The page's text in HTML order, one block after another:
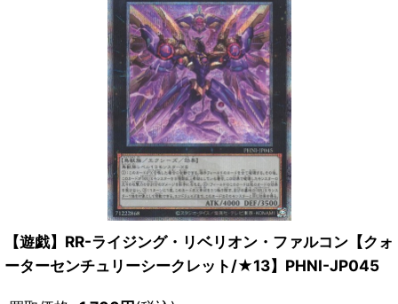
【遊戯】RR-ライジング・リベリオン・ファルコン【クォ
ーターセンチュリーシークレット/★13】PHNI-JP045